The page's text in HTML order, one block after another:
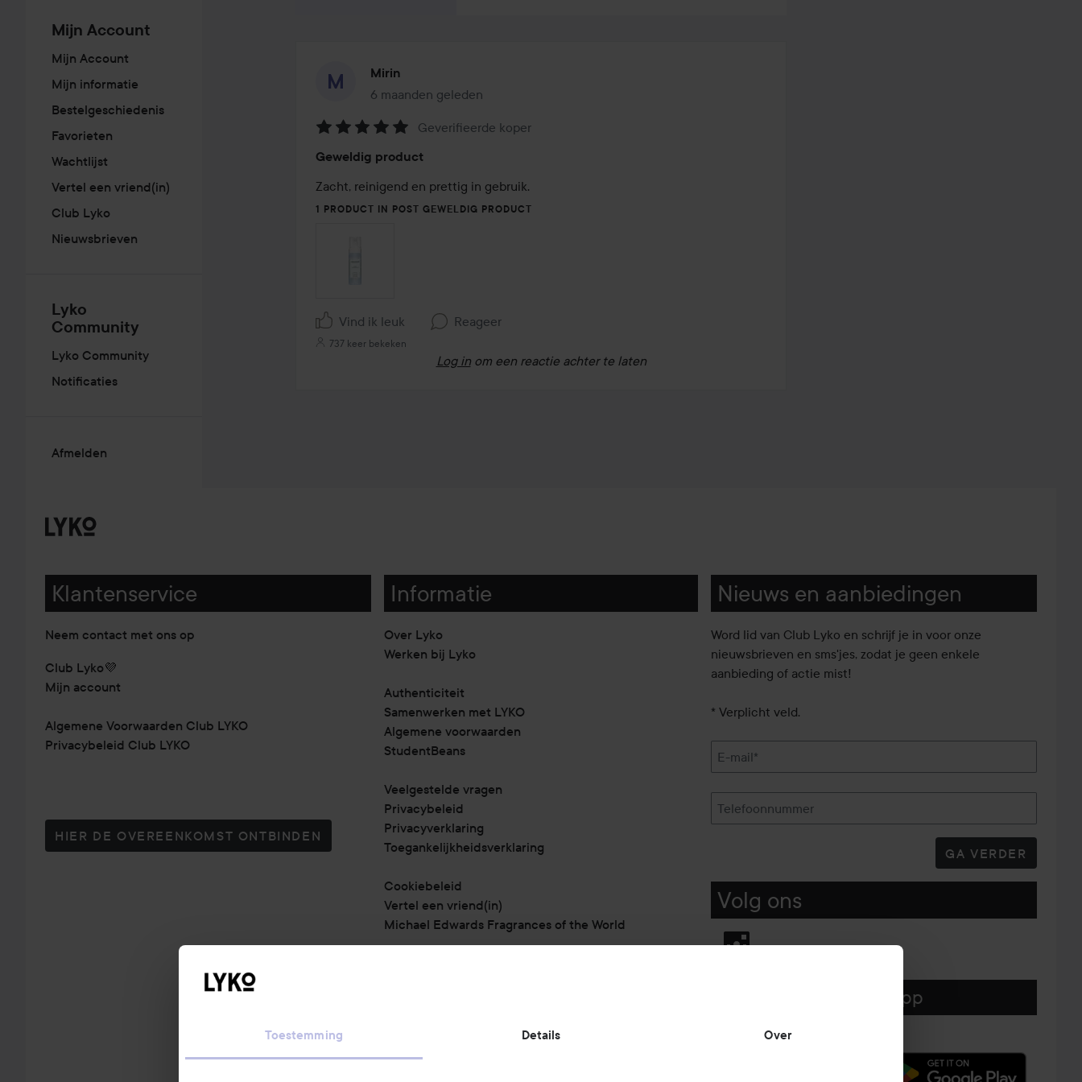
Toestemming Details Over
Mijn Account
Mijn Account
Mijn informatie
Bestelgeschiedenis
Favorieten
Wachtlijst
Vertel een vriend(in)
Club Lyko
Nieuwsbrieven
Lyko
Community
Lyko Community
Notificaties
Afmelden
Mirin
6 maanden geleden
Het bericht is gemaakt 6 maanden geleden
5
van
de
Geverifieerde koper
Geweldig product
Zacht, reinigend en prettig in gebruik.
1 PRODUCT IN POST GEWELDIG PRODUCT
Vind ik leuk Reageer
737 keer bekeken
Log in om een reactie achter te laten
Klantenservice
Neem contact met ons op
Club Lyko💜
Mijn account
Algemene Voorwaarden Club LYKO
Privacybeleid Club LYKO
HIER DE OVEREENKOMST ONTBINDEN
Informatie
Over Lyko
Werken bij Lyko
Authenticiteit
Samenwerken met LYKO
Algemene voorwaarden
StudentBeans
Veelgestelde vragen
Privacybeleid
Privacyverklaring
Toegankelijkheidsverklaring
Cookiebeleid
Vertel een vriend(in)
Michael Edwards Fragrances of the World
Verzendmethoden:
Nieuws en aanbiedingen
Word lid van Club Lyko en schrijf je in voor onze
nieuwsbrieven en sms'jes, zodat je geen enkele
aanbieding of actie mist!
* Verplicht veld.
E-mail*
Telefoonnummer
GA VERDER
Volg ons
Download hier onze app